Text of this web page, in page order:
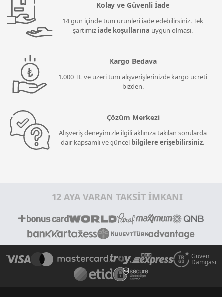
Kolay ve Güvenli İade
14 gün içinde tüm ürünleri iade edebilirsiniz. Tek
şartımız iade koşullarına uygun olması.
Kargo Bedava
1.000 TL ve üzeri tüm alışverişlerinizde kargo ücreti
bizden.
Çözüm Merkezi
Alışveriş deneyimizle ilgili aklınıza takılan sorularda
dair kapsamlı ve güncel bilgilere erişebilirsiniz.
12 AYA VARAN TAKSİT İMKANI
Güven
Damgası